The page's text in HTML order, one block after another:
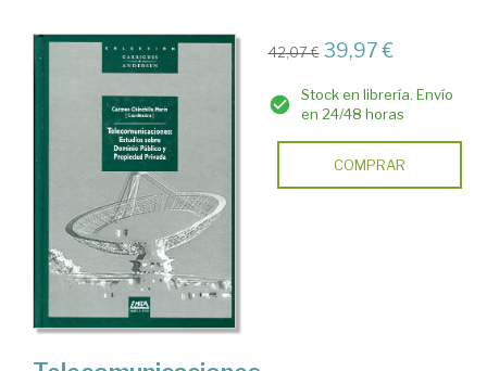
42,07 € 39,97 €
Stock en librería. Envío
en 24/48 horas
COMPRAR